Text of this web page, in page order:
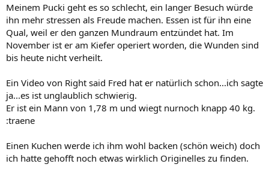
Meinem Pucki geht es so schlecht, ein langer Besuch würde
ihn mehr stressen als Freude machen. Essen ist für ihn eine
Qual, weil er den ganzen Mundraum entzündet hat. Im
November ist er am Kiefer operiert worden, die Wunden sind
bis heute nicht verheilt.
Ein Video von Right said Fred hat er natürlich schon...ich sagte
ja...es ist unglaublich schwierig.
Er ist ein Mann von 1,78 m und wiegt nurnoch knapp 40 kg.
:traene
Einen Kuchen werde ich ihm wohl backen (schön weich) doch
ich hatte gehofft noch etwas wirklich Originelles zu finden.